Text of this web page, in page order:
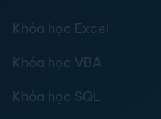
Khóa học Excel
Khóa học VBA
Khóa học SQL